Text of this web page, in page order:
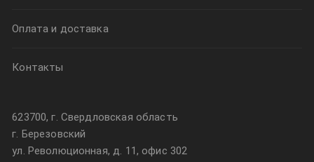
Оплата и доставка
Контакты
623700, г. Свердловская область
г. Березовский
ул. Революционная, д. 11, офис 302